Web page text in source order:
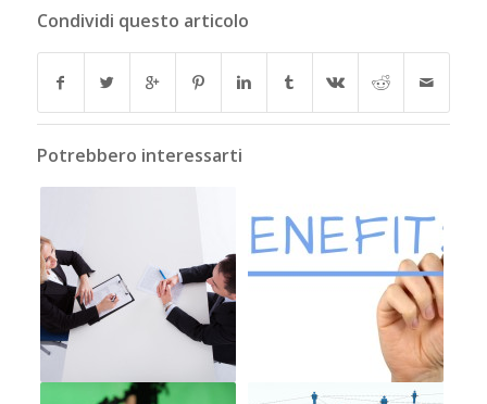
Condividi questo articolo
Potrebbero interessarti